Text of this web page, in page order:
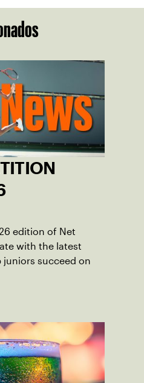
edition of Net
with the latest
succeed on